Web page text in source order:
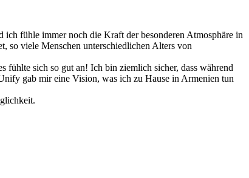
fühle immer noch die Kraft der besonderen Atmosphäre in
so viele Menschen unterschiedlichen Alters von
sich so gut an! Ich bin ziemlich sicher, dass während
gab mir eine Vision, was ich zu Hause in Armenien tun